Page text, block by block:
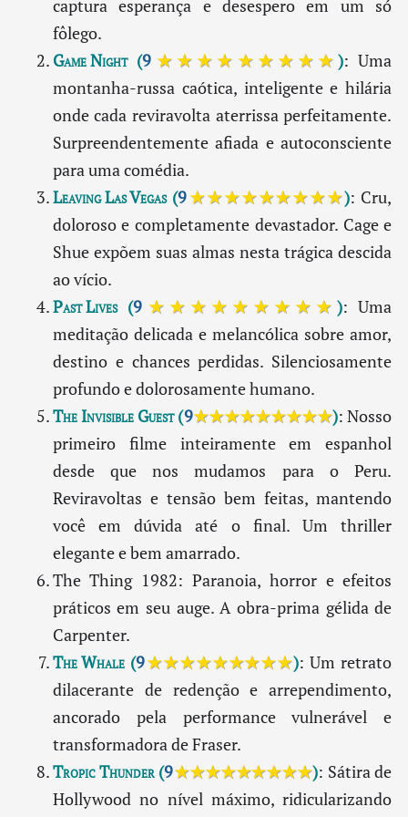
captura esperança e desespero em um só
fôlego.
Game Night(9★★★★★★★★★): Uma
montanha-russa caótica, inteligente e hilária
onde cada reviravolta aterrissa perfeitamente.
Surpreendentemente afiada e autoconsciente
para uma comédia.
Leaving Las Vegas(9★★★★★★★★★): Cru,
doloroso e completamente devastador. Cage e
Shue expõem suas almas nesta trágica descida
ao vício.
Past Lives(9★★★★★★★★★): Uma
meditação delicada e melancólica sobre amor,
destino e chances perdidas. Silenciosamente
profundo e dolorosamente humano.
The Invisible Guest(9★★★★★★★★★): Nosso
primeiro filme inteiramente em espanhol
desde que nos mudamos para o Peru.
Reviravoltas e tensão bem feitas, mantendo
você em dúvida até o final. Um thriller
elegante e bem amarrado.
The Thing 1982: Paranoia, horror e efeitos
práticos em seu auge. A obra-prima gélida de
Carpenter.
The Whale(9★★★★★★★★★): Um retrato
dilacerante de redenção e arrependimento,
ancorado pela performance vulnerável e
transformadora de Fraser.
Tropic Thunder(9★★★★★★★★★): Sátira de
Hollywood no nível máximo, ridicularizando